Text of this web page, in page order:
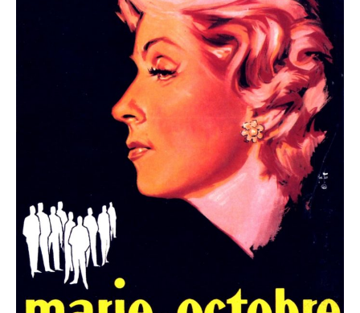
LIRE LA SUITE